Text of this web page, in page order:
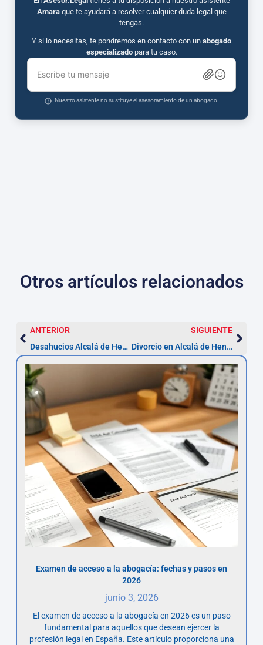
Amaraque te ayudará a resolver cualquier duda legal que
tengas.
Y si lo necesitas, te pondremos en contacto con un abogado
especializadopara tu caso.
Escribe tu mensaje
Nuestro asistente no sustituye el asesoramiento de un abogado.
Otros artículos relacionados
ANTERIOR
Desahucios Alcalá de Henares: proceso y plazos
SIGUIENTE
Divorcio en Alcalá de Henares: plazos y abogados (desde 3 meses)
Examen de acceso a la abogacía: fechas y pasos en
2026
junio 3, 2026
El examen de acceso a la abogacía en 2026 es un paso
fundamental para aquellos que desean ejercer la
profesión legal en España. Este artículo proporciona una